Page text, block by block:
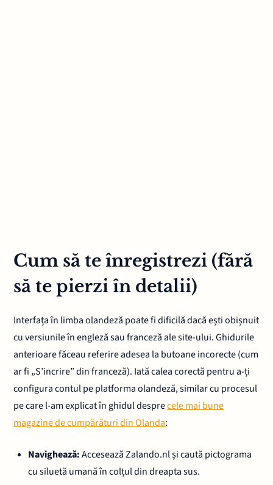
Cum să te înregistrezi (fără
să te pierzi în detalii)
Interfața în limba olandeză poate fi dificilă dacă ești obișnuit
cu versiunile în engleză sau franceză ale site-ului. Ghidurile
anterioare făceau referire adesea la butoane incorecte (cum
ar fi „S’incrire” din franceză). Iată calea corectă pentru a-ți
configura contul pe platforma olandeză, similar cu procesul
pe care l-am explicat în ghidul desprecele mai bune
magazine de cumpărături din Olanda:
Navighează:Accesează Zalando.nl și caută pictograma
cu siluetă umană în colțul din dreapta sus.